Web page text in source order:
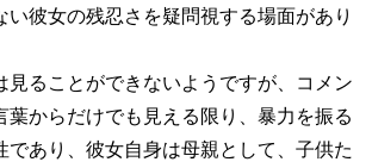
い彼女の残忍さを疑問視する場面があり
見ることができないようですが、コメン
葉からだけでも見える限り、暴力を振る
であり、彼女自身は母親として、子供た